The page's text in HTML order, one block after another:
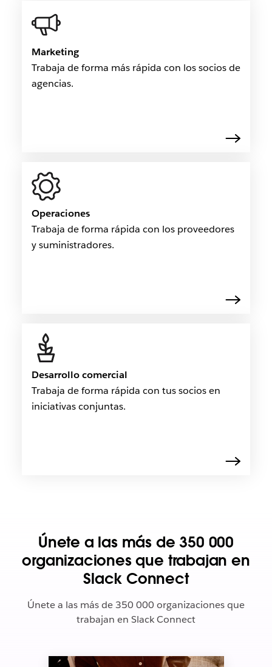
Marketing
Trabaja de forma más rápida con los socios de
agencias.
Operaciones
Trabaja de forma rápida con los proveedores
y suministradores.
Desarrollo comercial
Trabaja de forma rápida con tus socios en
iniciativas conjuntas.
Únete a las más de 350 000
organizaciones que trabajan en
Slack Connect
Únete a las más de 350 000 organizaciones que
trabajan en Slack Connect